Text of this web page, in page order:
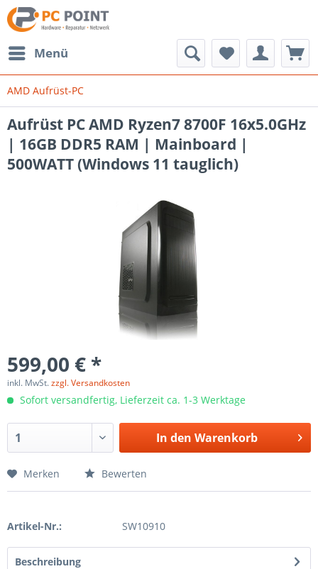
Menü
AMD Aufrüst-PC
Aufrüst PC AMD Ryzen7 8700F 16x5.0GHz
| 16GB DDR5 RAM | Mainboard |
500WATT (Windows 11 tauglich)
599,00 € *
inkl. MwSt.zzgl. Versandkosten
Sofort versandfertig, Lieferzeit ca. 1-3 Werktage
In den Warenkorb
Merken Bewerten
Artikel-Nr.: SW10910
Beschreibung